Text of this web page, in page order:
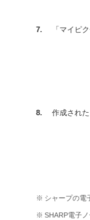
7. 「マイピ
8. 作成され
※ シャープの電
※ SHARP電子